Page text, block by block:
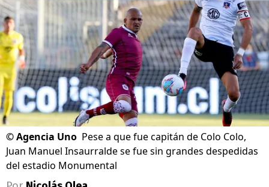
©Agencia Uno Pese a que fue capitán de Colo Colo,
Juan Manuel Insaurralde se fue sin grandes despedidas
del estadio Monumental